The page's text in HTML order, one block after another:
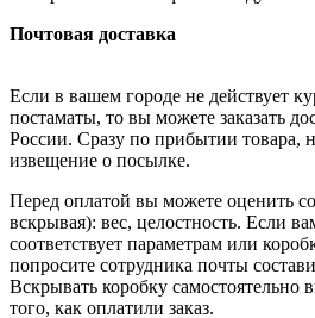
Почтовая доставка
Если в вашем городе не действует
постаматы, то вы можете заказать
России. Сразу по прибытии товара,
извещение о посылке.
Перед оплатой вы можете оценить
вскрывая): вес, целостность. Если
соответствует параметрам или
попросите сотрудника почты
Вскрывать коробку самостоятельно
того, как оплатили заказ.